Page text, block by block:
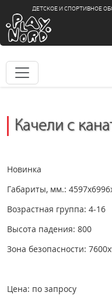
ДЕТСКОЕ И СПОРТИВНОЕ
Качели с
Новинка
Габариты, мм.:
Возрастная группа: 4-16
Высота падения: 800
Зона безопасности:
Цена: по запросу